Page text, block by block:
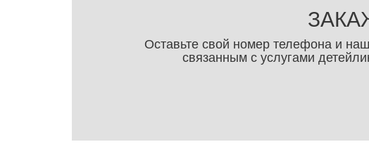
Оставьте свой номер телефона и
связанным с услугами